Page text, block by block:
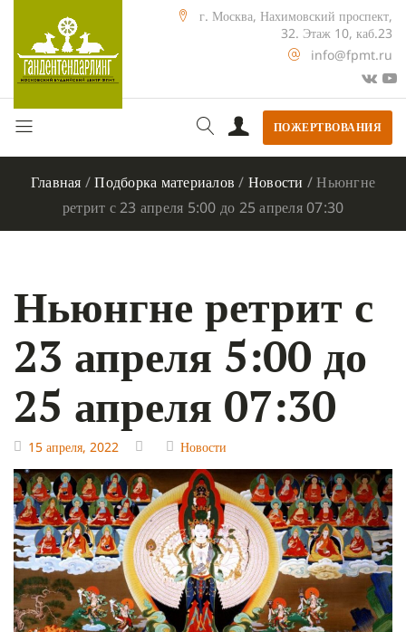
г. Москва, Нахимовский проспект,
32. Этаж 10, каб.23
info@fpmt.ru
ПОЖЕРТВОВАНИЯ
Главная /Подборка материалов / Новости /Ньюнгне
ретрит с 23 апреля 5:00 до 25 апреля 07:30
Ньюнгне ретрит с
23 апреля 5:00 до
25 апреля 07:30
15 апреля, 2022 Новости